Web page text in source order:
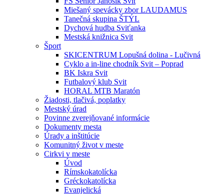
Miešaný spevácky zbor LAUDAMUS
Tanečná skupina ŠTÝL
Dychová hudba Sviťanka
Mestská knižnica Svit
Šport
SKICENTRUM Lopušná dolina - Lučivná
Cyklo a in-line chodník Svit – Poprad
BK Iskra Svit
Futbalový klub Svit
HORAL MTB Maratón
Žiadosti, tlačivá, poplatky
Mestský úrad
Povinne zverejňované informácie
Dokumenty mesta
Úrady a inštitúcie
Komunitný život v meste
Cirkvi v meste
Úvod
Rímskokatolícka
Gréckokatolícka
Evanjelická